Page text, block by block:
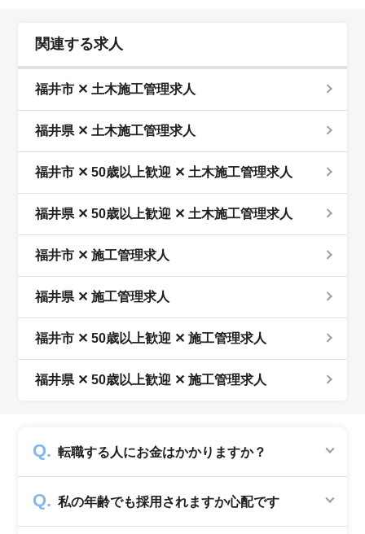
関連する求人
福井市 ✕ 土木施工管理求人
福井県 ✕ 土木施工管理求人
福井市 ✕ 50歳以上歓迎 ✕ 土木施工管理求人
福井県 ✕ 50歳以上歓迎 ✕ 土木施工管理求人
福井市 ✕ 施工管理求人
福井県 ✕ 施工管理求人
福井市 ✕ 50歳以上歓迎 ✕ 施工管理求人
福井県 ✕ 50歳以上歓迎 ✕ 施工管理求人
転職する人にお金はかかりますか？
していますので、転職希望者の方からは費用は
一切発生致しません。
私の年齢でも採用されますか心配です